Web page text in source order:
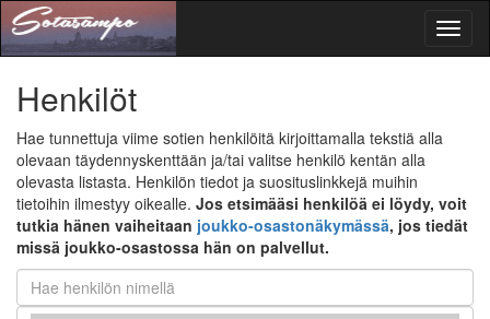
Henkilöt
Hae tunnettuja viime sotien henkilöitä kirjoittamalla tekstiä alla
olevaan täydennyskenttään ja/tai valitse henkilö kentän alla
olevasta listasta. Henkilön tiedot ja suosituslinkkejä muihin
tietoihin ilmestyy oikealle. Jos etsimääsi henkilöä ei löydy, voit
tutkia hänen vaiheitaan joukko-osastonäkymässä, jos tiedät
missä joukko-osastossa hän on palvellut.